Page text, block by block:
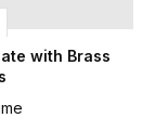
with Brass